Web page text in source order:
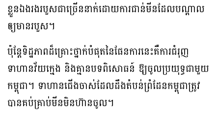
ខ្លួនឯងរងរបួសជាច្រើននាក់ដោយការជាន់មីនដែលបណ្តាល
ឲ្យមានរបួស។
ប៉ុន្តែទិដ្ឋភាពដ៏គ្រោះថ្នាក់បំផុតនៃផែនការនេះគឺការជំរុញ
ទាហានវ័យក្មេង និងគ្មានបទពិសោធន៍ ឱ្យចូលប្រយុទ្ធជាមួយ
កម្ពុជា។ ទាហានជើងចាស់ដែលដឹងតំបន់ព្រំដែនកម្ពុជាត្រូវ
បានគប់គ្រាប់មីនមិនហ៊ានចូល។